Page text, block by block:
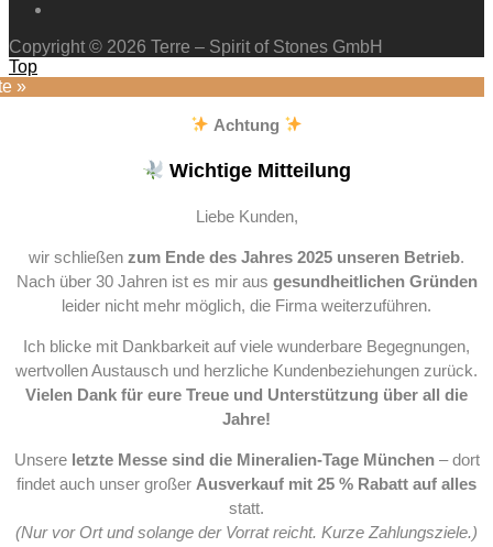
Copyright © 2026 Terre – Spirit of Stones GmbH
Top
»
Achtung
Wichtige Mitteilung
Liebe Kunden,
wir schließen zum Ende des Jahres 2025 unseren Betrieb.
Nach über 30 Jahren ist es mir aus gesundheitlichen Gründen
leider nicht mehr möglich, die Firma weiterzuführen.
Ich blicke mit Dankbarkeit auf viele wunderbare Begegnungen,
wertvollen Austausch und herzliche Kundenbeziehungen zurück.
Vielen Dank für eure Treue und Unterstützung über all die
Jahre!
Unsere letzte Messe sind die Mineralien-Tage München– dort
findet auch unser großer Ausverkauf mit 25 % Rabatt auf alles
statt.
(Nur vor Ort und solange der Vorrat reicht. Kurze Zahlungsziele.)